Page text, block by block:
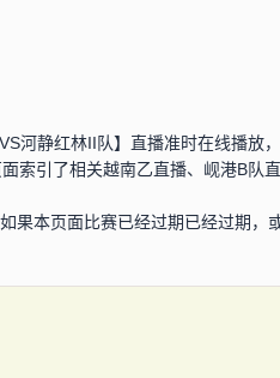
河静红林II队】直播准时在线播放
索引了相关越南乙直播、岘港B队
果本页面比赛已经过期已经过期，